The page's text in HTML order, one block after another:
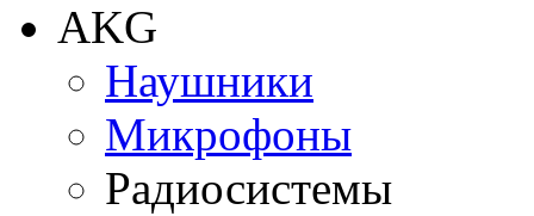
AKG
Наушники
Микрофоны
Радиосистемы